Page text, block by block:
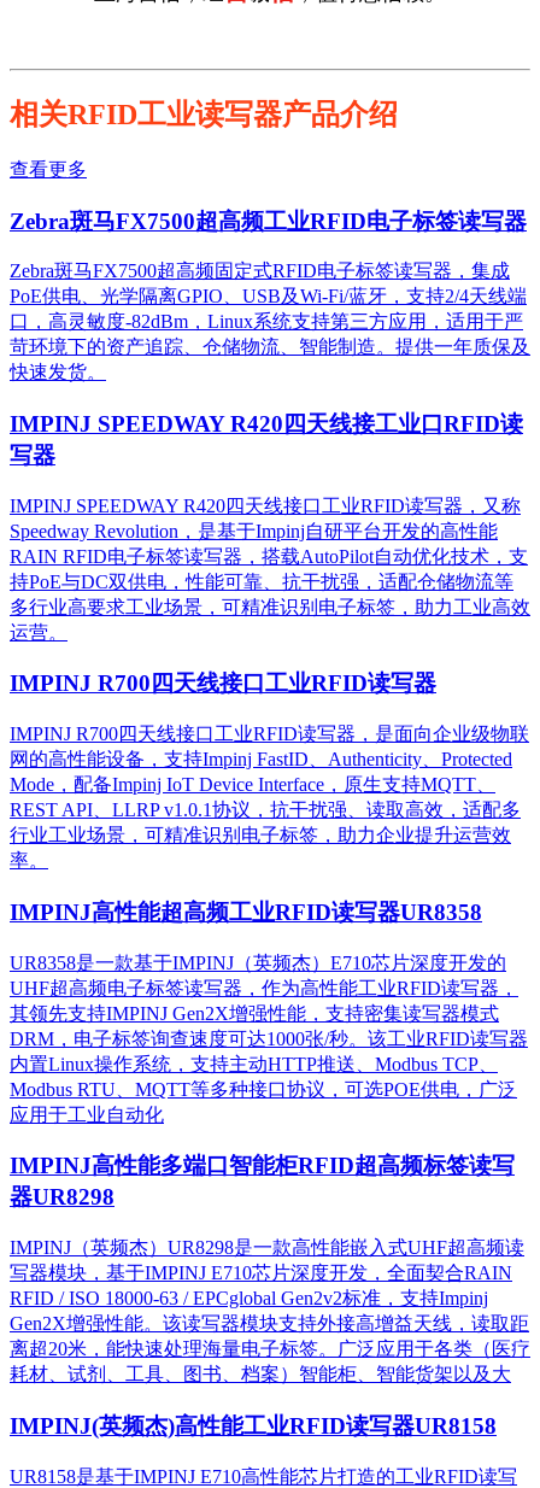
相关RFID工业读写器产品介绍
查看更多
Zebra斑马FX7500超高频工业RFID电子标签读写器
Zebra斑马FX7500超高频固定式RFID电子标签读写器，集成
PoE供电、光学隔离GPIO、USB及Wi-Fi/蓝牙，支持2/4天线端
口，高灵敏度-82dBm，Linux系统支持第三方应用，适用于严
苛环境下的资产追踪、仓储物流、智能制造。提供一年质保及
快速发货。
IMPINJ SPEEDWAY R420四天线接工业口RFID读
写器
IMPINJ SPEEDWAY R420四天线接口工业RFID读写器，又称
Speedway Revolution，是基于Impinj自研平台开发的高性能
RAIN RFID电子标签读写器，搭载AutoPilot自动优化技术，支
持PoE与DC双供电，性能可靠、抗干扰强，适配仓储物流等
多行业高要求工业场景，可精准识别电子标签，助力工业高效
运营。​
IMPINJ R700四天线接口工业RFID读写器
IMPINJ R700四天线接口工业RFID读写器，是面向企业级物联
网的高性能设备，支持Impinj FastID、Authenticity、Protected
Mode，配备Impinj IoT Device Interface，原生支持MQTT、
REST API、LLRP v1.0.1协议，抗干扰强、读取高效，适配多
行业工业场景，可精准识别电子标签，助力企业提升运营效
率。
IMPINJ高性能超高频工业RFID读写器UR8358
UR8358是一款基于IMPINJ（英频杰）E710芯片深度开发的
UHF超高频电子标签读写器，作为高性能工业RFID读写器，
其领先支持IMPINJ Gen2X增强性能，支持密集读写器模式
DRM，电子标签询查速度可达1000张/秒。该工业RFID读写器
内置Linux操作系统，支持主动HTTP推送、Modbus TCP、
Modbus RTU、MQTT等多种接口协议，可选POE供电，广泛
应用于工业自动化
IMPINJ高性能多端口智能柜RFID超高频标签读写
器UR8298
IMPINJ（英频杰）UR8298是一款高性能嵌入式UHF超高频读
写器模块，基于IMPINJ E710芯片深度开发，全面契合RAIN
RFID / ISO 18000-63 / EPCglobal Gen2v2标准，支持Impinj
Gen2X增强性能。该读写器模块支持外接高增益天线，读取距
离超20米，能快速处理海量电子标签。广泛应用于各类（医疗
耗材、试剂、工具、图书、档案）智能柜、智能货架以及大
IMPINJ(英频杰)高性能工业RFID读写器UR8158
UR8158是基于IMPINJ E710高性能芯片打造的工业RFID读写